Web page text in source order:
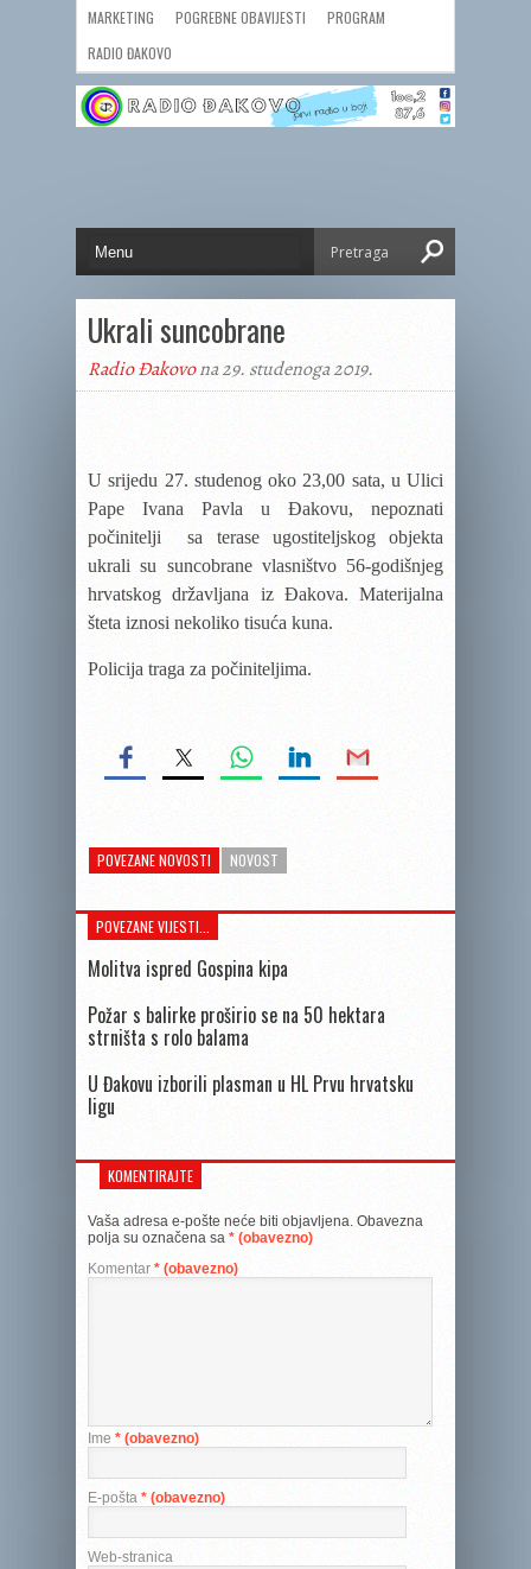
MARKETING POGREBNE OBAVIJESTI
PROGRAM
RADIO ĐAKOVO
Ukrali suncobrane
Radio Đakovona 29. studenoga 2019.
U srijedu 27. studenog oko 23,00 sata, u Ulici
Pape Ivana Pavla u Đakovu, nepoznati
počinitelji sa terase ugostiteljskog objekta
ukrali su suncobrane vlasništvo 56-godišnjeg
hrvatskog državljana iz Đakova. Materijalna
šteta iznosi nekoliko tisuća kuna.
Policija traga za počiniteljima.
POVEZANE NOVOSTI NOVOST
POVEZANE VIJESTI...
Molitva ispred Gospina kipa
Požar s balirke proširio se na 50 hektara
strništa s rolo balama
U Đakovu izborili plasman u HL Prvu hrvatsku
ligu
KOMENTIRAJTE
Vaša adresa e-pošte neće biti objavljena. Obavezna
polja su označena sa * (obavezno)
Komentar * (obavezno)
Ime * (obavezno)
E-pošta * (obavezno)
Web-stranica